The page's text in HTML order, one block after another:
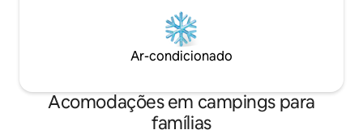
Ar-condicionado
Acomodações em campings para
famílias